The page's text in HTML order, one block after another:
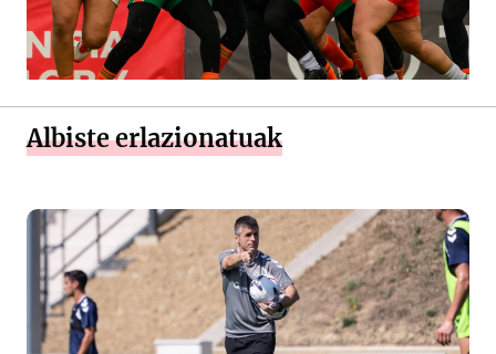
Albiste erlazionatuak